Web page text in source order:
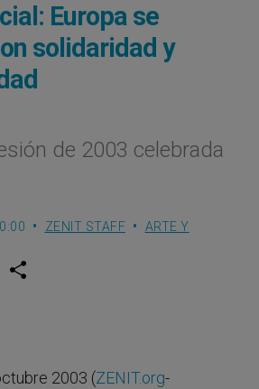
Europa se
solidaridad y
de 2003 celebrada
ZENIT STAFF
ARTE Y
w
2003 (ZENIT.org-